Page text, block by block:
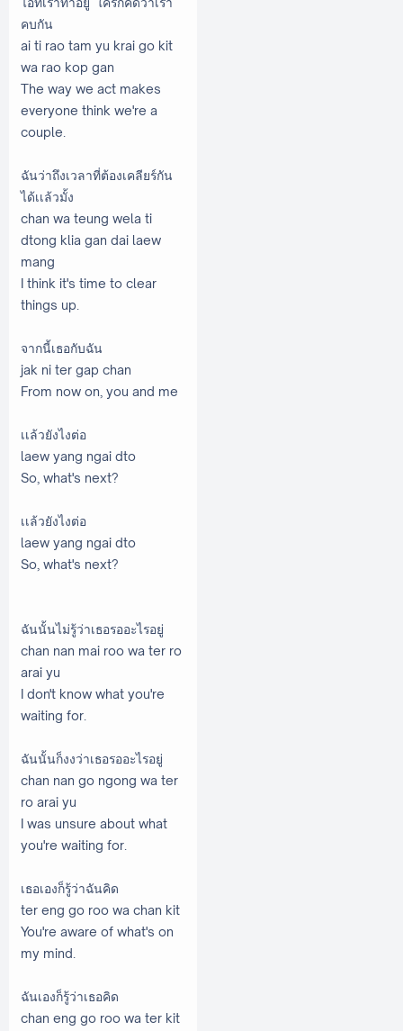
คบกัน
ai ti rao tam yu krai go kit
wa rao kop gan
The way we act makes
everyone think we're a
couple.
ฉันว่าถึงเวลาที่ต้องเคลียร์กัน
ได้เเล้วมั้ง
chan wa teung wela ti
dtong klia gan dai laew
mang
I think it's time to clear
things up.
จากนี้เธอกับฉัน
jak ni ter gap chan
From now on, you and me
เเล้วยังไงต่อ
laew yang ngai dto
So, what's next?
เเล้วยังไงต่อ
laew yang ngai dto
So, what's next?
ฉันนั้นไม่รู้ว่าเธอรออะไรอยู่
chan nan mai roo wa ter ro
arai yu
I don't know what you're
waiting for.
ฉันนั้นก็งงว่าเธอรออะไรอยู่
chan nan go ngong wa ter
ro arai yu
I was unsure about what
you're waiting for.
เธอเองก็รู้ว่าฉันคิด
ter eng go roo wa chan kit
You're aware of what's on
my mind.
ฉันเองก็รู้ว่าเธอคิด
chan eng go roo wa ter kit